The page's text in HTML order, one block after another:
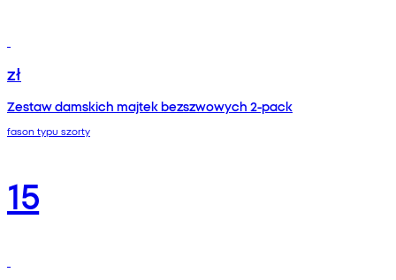
zł
Zestaw damskich majtek bezszwowych 2-pack
fason typu szorty
15